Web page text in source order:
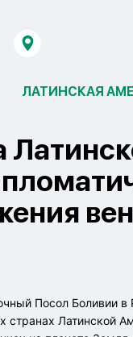
ЛАТИНСКАЯ
Посол Боливии в
странах Латинской